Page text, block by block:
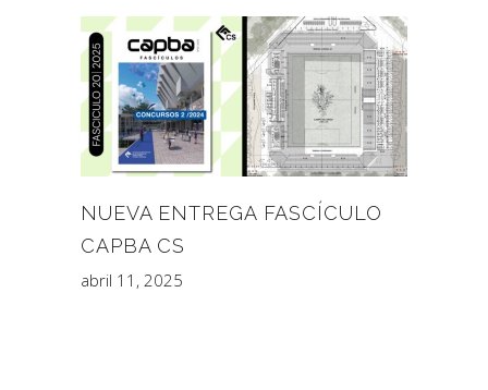
NUEVA ENTREGA FASCÍCULO
CAPBA CS
abril 11, 2025